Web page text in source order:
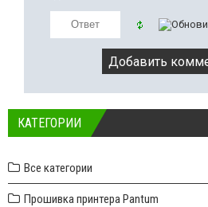
КАТЕГОРИИ
Все категории
Прошивка принтера Pantum